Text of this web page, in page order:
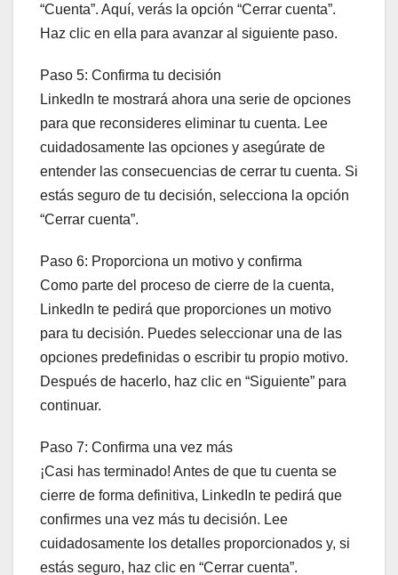
“Cuenta”. Aquí, verás la opción “Cerrar cuenta”.
Haz clic en ella para avanzar al siguiente paso.
Paso 5: Confirma tu decisión
LinkedIn te mostrará ahora una serie de opciones
para que reconsideres eliminar tu cuenta. Lee
cuidadosamente las opciones y asegúrate de
entender las consecuencias de cerrar tu cuenta. Si
estás seguro de tu decisión, selecciona la opción
“Cerrar cuenta”.
Paso 6: Proporciona un motivo y confirma
Como parte del proceso de cierre de la cuenta,
LinkedIn te pedirá que proporciones un motivo
para tu decisión. Puedes seleccionar una de las
opciones predefinidas o escribir tu propio motivo.
Después de hacerlo, haz clic en “Siguiente” para
continuar.
Paso 7: Confirma una vez más
¡Casi has terminado! Antes de que tu cuenta se
cierre de forma definitiva, LinkedIn te pedirá que
confirmes una vez más tu decisión. Lee
cuidadosamente los detalles proporcionados y, si
estás seguro, haz clic en “Cerrar cuenta”.